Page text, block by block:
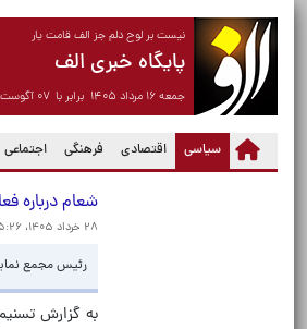
نیست بر لوح دلم جز الف قامت یار
پایگاه خبری الف
جمعه ۱۶ مرداد ۱۴۰۵ برابر با ۰۷ آگوست ۲۰۲۶
سیاسی
(current) اقتصادی فرهنگی اجتماعی
شعام درباره
۲۸ خرداد ۱۴۰۵، ۱۵:۲۶
رئیس مجمع
به گزارش